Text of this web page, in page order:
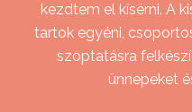
kezdtem el kísérni. A
tartok egyéni,
szoptatásra
ünnepeket